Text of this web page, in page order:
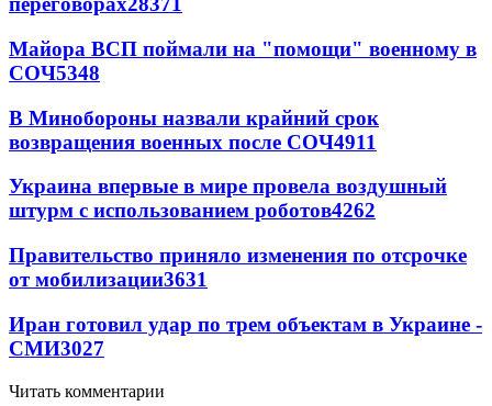
Майора ВСП поймали на "помощи" военному в
СОЧ5348
В Минобороны назвали крайний срок
возвращения военных после СОЧ4911
Украина впервые в мире провела воздушный
штурм с использованием роботов4262
Правительство приняло изменения по отсрочке
от мобилизации3631
Иран готовил удар по трем объектам в Украине -
СМИ3027
Читать комментарии